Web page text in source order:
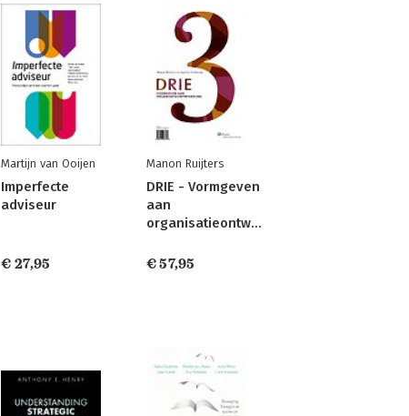
Martijn van Ooijen
Imperfecte
adviseur
€ 27,95
Manon Ruijters
DRIE - Vormgeven
aan
organisatieontwikkeling
€ 57,95